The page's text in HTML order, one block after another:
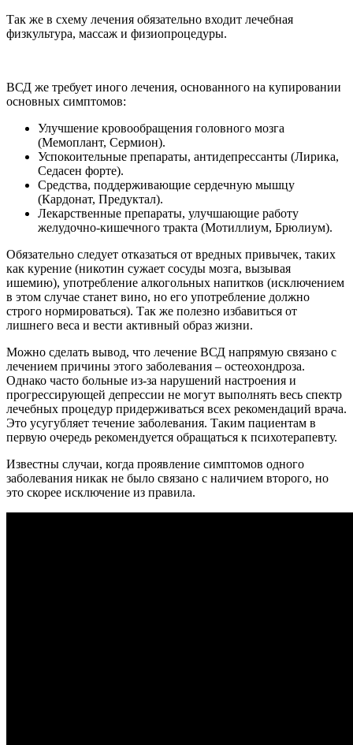
Так же в схему лечения обязательно входит лечебная
физкультура, массаж и физиопроцедуры.
ВСД же требует иного лечения, основанного на купировании
основных симптомов:
Улучшение кровообращения головного мозга
(Мемоплант, Сермион).
Успокоительные препараты, антидепрессанты (Лирика,
Седасен форте).
Средства, поддерживающие сердечную мышцу
(Кардонат, Предуктал).
Лекарственные препараты, улучшающие работу
желудочно-кишечного тракта (Мотиллиум, Брюлиум).
Обязательно следует отказаться от вредных привычек, таких
как курение (никотин сужает сосуды мозга, вызывая
ишемию), употребление алкогольных напитков (исключением
в этом случае станет вино, но его употребление должно
строго нормироваться). Так же полезно избавиться от
лишнего веса и вести активный образ жизни.
Можно сделать вывод, что лечение ВСД напрямую связано с
лечением причины этого заболевания – остеохондроза.
Однако часто больные из-за нарушений настроения и
прогрессирующей депрессии не могут выполнять весь спектр
лечебных процедур придерживаться всех рекомендаций врача.
Это усугубляет течение заболевания. Таким пациентам в
первую очередь рекомендуется обращаться к психотерапевту.
Известны случаи, когда проявление симптомов одного
заболевания никак не было связано с наличием второго, но
это скорее исключение из правила.